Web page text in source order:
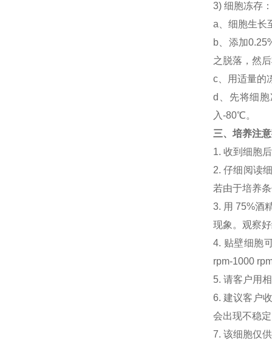
3) 细胞冻存
a、细胞生长
b、添加
之脱落，然
c、用适量的
d、先将细
入-80℃。
三、培养注
1. 收到细胞
2. 仔细阅读
若由于培养
3. 用 75%酒
现象。观察
4. 贴壁细胞
rpm-1000
5. 请客户用
6. 建议客户
会出现不稳
7. 该细胞仅